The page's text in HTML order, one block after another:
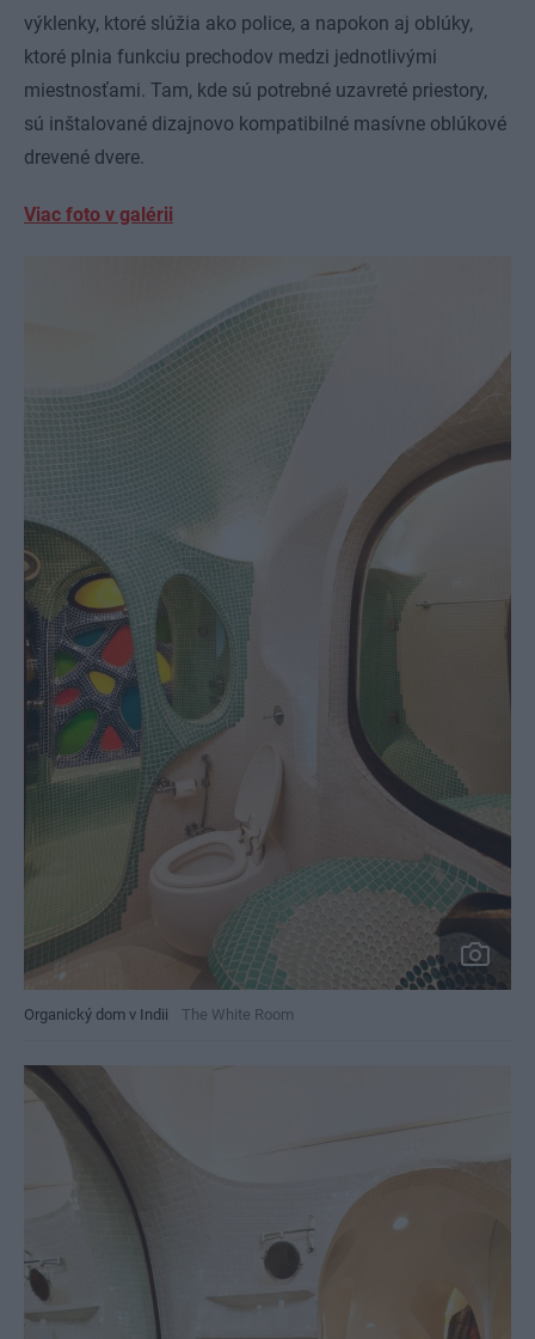
výklenky, ktoré slúžia ako police, a napokon aj oblúky,
ktoré plnia funkciu prechodov medzi jednotlivými
miestnosťami. Tam, kde sú potrebné uzavreté priestory,
sú inštalované dizajnovo kompatibilné masívne oblúkové
drevené dvere.
Viac foto v galérii
Organický dom v Indii The White Room